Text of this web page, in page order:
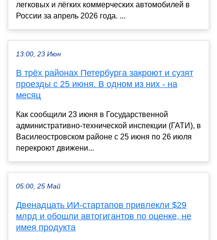
легковых и лёгких коммерческих автомобилей в
России за апрель 2026 года. ...
13:00, 23 Июн
В трёх районах Петербурга закроют и сузят
проезды с 25 июня. В одном из них - на
месяц
Как сообщили 23 июня в Государственной
административно-технической инспекции (ГАТИ), в
Василеостровском районе с 25 июня по 26 июля
перекроют движени...
05:00, 25 Май
Двенадцать ИИ-стартапов привлекли $29
млрд и обошли автогигантов по оценке, не
имея продукта